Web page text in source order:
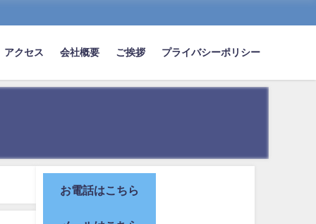
アクセス 会社概要 ご挨拶 プライバシーポリシー
お電話はこちら